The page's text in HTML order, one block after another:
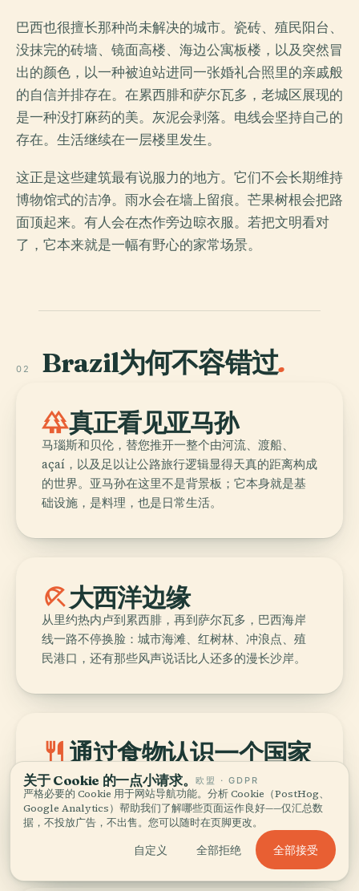
巴西也很擅长那种尚未解决的城市。瓷砖、殖民阳台、
没抹完的砖墙、镜面高楼、海边公寓板楼，以及突然冒
出的颜色，以一种被迫站进同一张婚礼合照里的亲戚般
的自信并排存在。在累西腓和萨尔瓦多，老城区展现的
是一种没打麻药的美。灰泥会剥落。电线会坚持自己的
存在。生活继续在一层楼里发生。
这正是这些建筑最有说服力的地方。它们不会长期维持
博物馆式的洁净。雨水会在墙上留痕。芒果树根会把路
面顶起来。有人会在杰作旁边晾衣服。若把文明看对
了，它本来就是一幅有野心的家常场景。
02 Brazil为何不容错过.
forest真正看见亚马孙
马瑙斯和贝伦，替您推开一整个由河流、渡船、
açaí，以及足以让公路旅行逻辑显得天真的距离构成
的世界。亚马孙在这里不是背景板；它本身就是基
础设施，是料理，也是日常生活。
beach_access大西洋边缘
从里约热内卢到累西腓，再到萨尔瓦多，巴西海岸
线一路不停换脸：城市海滩、红树林、冲浪点、殖
民港口，还有那些风声说话比人还多的漫长沙岸。
restaurant通过食物认识一个国家
巴西料理的地域性深到骨头里。去萨尔瓦多吃
acarajé，去贝伦喝tacacá，去米纳斯咬pão de
queijo；到了这一步，您自然会懂，拿一张全国统
一菜单来概括巴西，本来就错了。
关于 Cookie 的一点小请求。欧盟 · GDPR
严格必要的 Cookie 用于网站导航功能。分析 Cookie（PostHog、
Google Analytics）帮助我们了解哪些页面运作良好——仅汇总数
据，不投放广告，不出售。您可以随时在页脚更改。
自定义 全部拒绝 全部接受